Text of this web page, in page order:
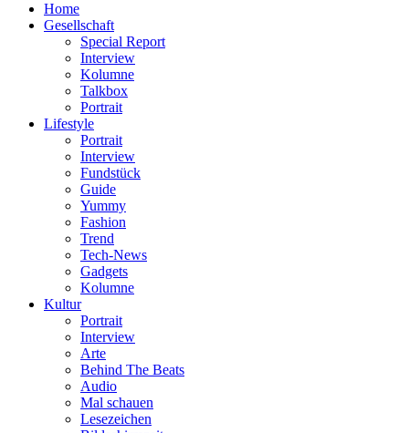
Home
Gesellschaft
Special Report
Interview
Kolumne
Talkbox
Portrait
Lifestyle
Portrait
Interview
Fundstück
Guide
Yummy
Fashion
Trend
Tech-News
Gadgets
Kolumne
Kultur
Portrait
Interview
Arte
Behind The Beats
Audio
Mal schauen
Lesezeichen